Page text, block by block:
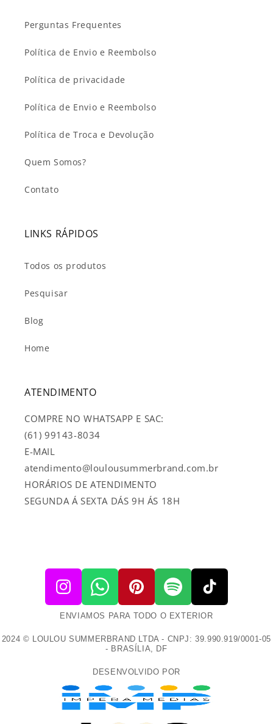
Perguntas Frequentes
Política de Envio e Reembolso
Política de privacidade
Política de Envio e Reembolso
Política de Troca e Devolução
Quem Somos?
Contato
LINKS RÁPIDOS
Todos os produtos
Pesquisar
Blog
Home
ATENDIMENTO
COMPRE NO WHATSAPP E SAC:
(61) 99143-8034
E-MAIL
atendimento@loulousummerbrand.com.br
HORÁRIOS DE ATENDIMENTO
SEGUNDA Á SEXTA DÁS 9H ÁS 18H
ENVIAMOS PARA TODO O EXTERIOR
2024 © LOULOU SUMMERBRAND LTDA - CNPJ: 39.990.919/0001-05
- BRASÍLIA, DF
DESENVOLVIDO POR